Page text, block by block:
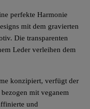
perfekte Harmonie
mit dem gravierten
Die transparenten
Leder verleihen dem
konzipiert, verfügt der
mit veganem
und